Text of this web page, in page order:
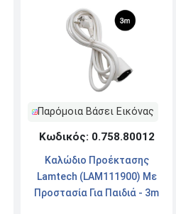
Παρόμοια Βάσει Εικόνας
Κωδικός: 0.758.80012
Καλώδιο Προέκτασης
Lamtech (LAM111900) Με
Προστασία Για Παιδιά - 3m